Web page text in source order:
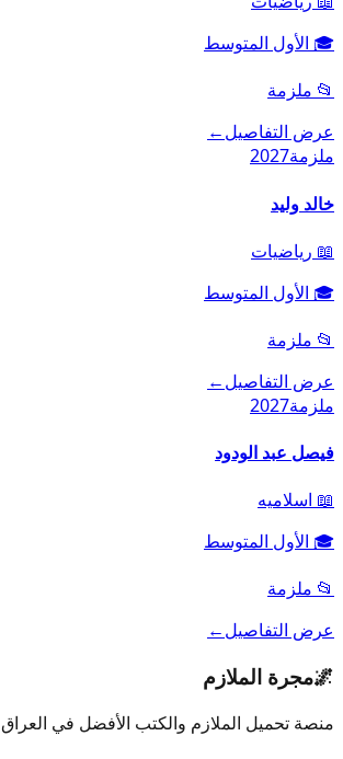
🎓 الأول المتوسط
📂 ملزمة
عرض التفاصيل←
ملزمة2027
خالد وليد
📖 رياضيات
🎓 الأول المتوسط
📂 ملزمة
عرض التفاصيل←
ملزمة2027
فيصل عبد الودود
📖 اسلاميه
🎓 الأول المتوسط
📂 ملزمة
عرض التفاصيل←
🌌مجرة الملازم
منصة تحميل الملازم والكتب الأفضل في العراق